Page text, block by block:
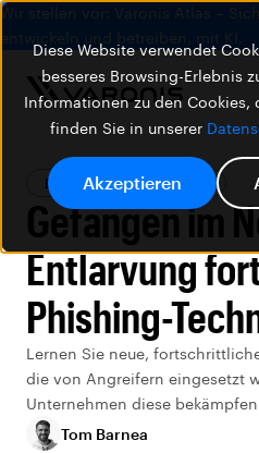
Diese Website verwendet
besseres Browsing-Erlebnis
Informationen zu den Cookies,
finden Sie in unserer
Akzeptieren
Wir stellen vor: Varonis Atlas –
entwickeln und betreiben, mit KI.
Blog Datensicherheit
Gefangen im
Entlarvung
Phishing-
Lernen Sie neue,
die von Angreifern eingesetzt
Unternehmen diese
Tom Barnea